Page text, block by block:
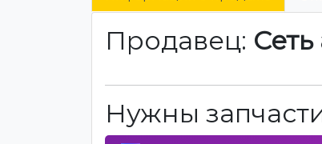
Продавец:
Нужны